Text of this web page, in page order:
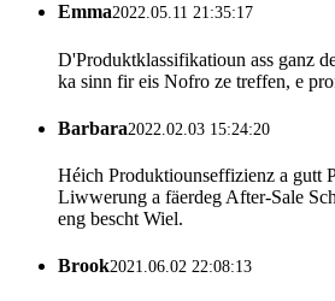
Emma2022.05.11 21:35:17
D'Produktklassifikatioun ass ganz
ka sinn fir eis Nofro ze treffen, e
Barbara2022.02.03 15:24:20
Héich Produktiounseffizienz a gutt
Liwwerung a fäerdeg After-Sale
eng bescht Wiel.
Brook2021.06.02 22:08:13